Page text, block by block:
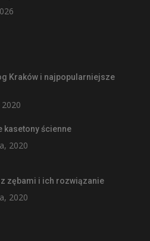
Kraków i najpopularniejsze
kasetony ścienne
2020
zębami i ich rozwiązanie
2020